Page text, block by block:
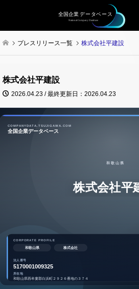
プレスリリース一覧 株式会社平建設
株式会社平建設
2026.04.23 / 最終更新日：2026.04.23